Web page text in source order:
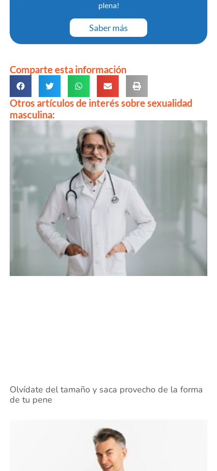
plena!
Saber más
Comparte esta información
Otros artículos de interés sobre sexualidad
masculina:
Olvídate del tamaño y saca provecho de la forma
de tu pene